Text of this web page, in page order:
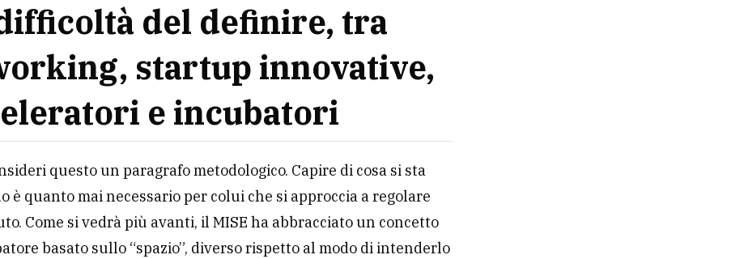
del definire, tra
startup innovative,
e incubatori
questo un paragrafo metodologico. Capire di cosa si sta
è quanto mai necessario per colui che si approccia a regolare
Come si vedrà più avanti, il MISE ha abbracciato un concetto
basato sullo “spazio”, diverso rispetto al modo di intenderlo